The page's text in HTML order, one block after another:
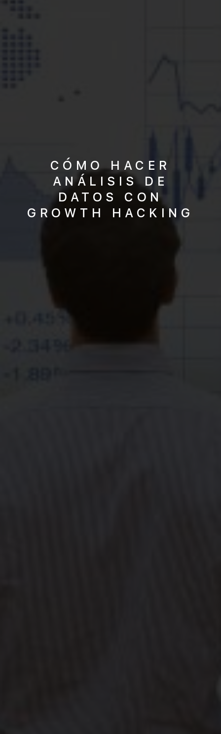
CÓMO HACER
ANÁLISIS DE
DATOS CON
GROWTH HACKING